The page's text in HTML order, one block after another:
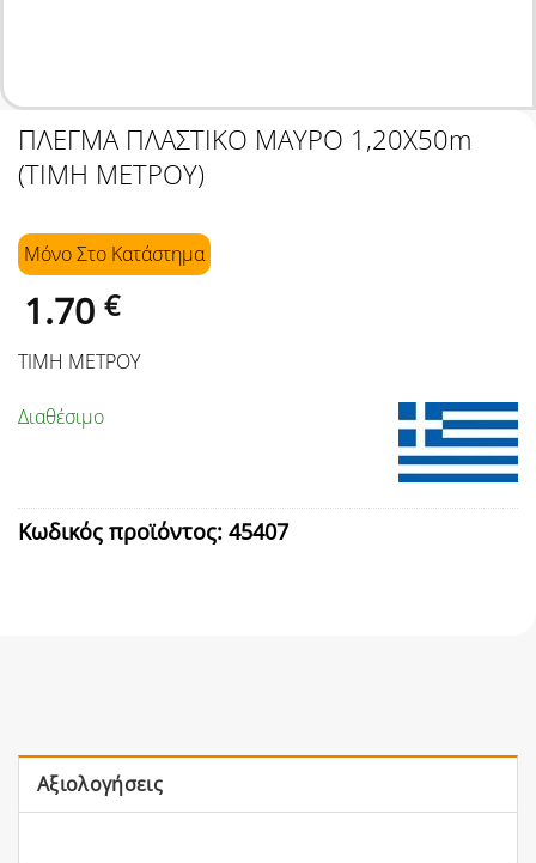
ΠΛΕΓΜΑ ΠΛΑΣΤΙΚΟ ΜΑΥΡΟ 1,20X50m
(ΤΙΜΗ ΜΕΤΡΟΥ)
Μόνο Στo Κατάστημα
1.70 €
ΤΙΜΗ ΜΕΤΡΟΥ
Διαθέσιμο
Κωδικός προϊόντος: 45407
Αξιολογήσεις